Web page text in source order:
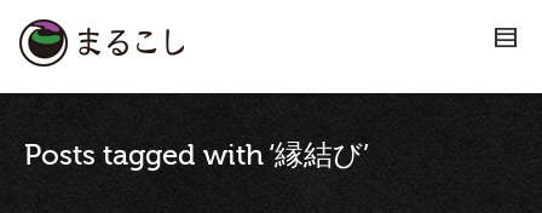
Posts tagged with ‘縁結び’